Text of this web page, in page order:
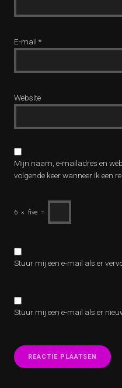
E-mail *
Website
Mijn naam, e-mailadres en
volgende keer wanneer ik een
6 × five =
Stuur mij een e-mail als er
Stuur mij een e-mail als er